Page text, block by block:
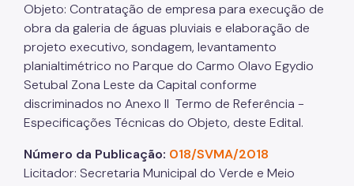
Objeto: Contratação de empresa para execução de
obra da galeria de águas pluviais e elaboração de
projeto executivo, sondagem, levantamento
planialtimétrico no Parque do Carmo Olavo Egydio
Setubal Zona Leste da Capital conforme
discriminados no Anexo II Termo de Referência -
Especificações Técnicas do Objeto, deste Edital.
Número da Publicação: 018/SVMA/2018
Licitador: Secretaria Municipal do Verde e Meio